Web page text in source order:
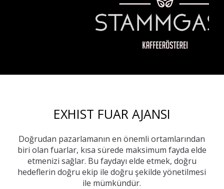
EXHIST FUAR AJANSI
Doğrudan pazarlamanın en önemli ortamlarından
biri olan fuarlar, kısa sürede maksimum fayda elde
etmenizi sağlar. Bu faydayı elde etmek, doğru
hedeflerin doğru ekip ile doğru şekilde yönetilmesi
ile mümkündür.